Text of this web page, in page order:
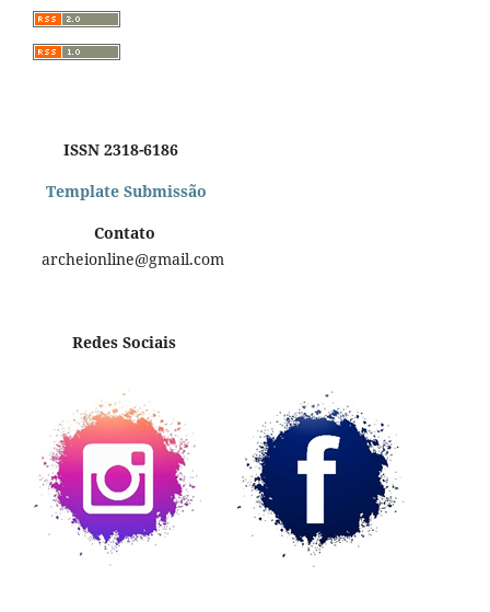
ISSN 2318-6186
Template Submissão
Contato
archeionline@gmail.com
Redes Sociais